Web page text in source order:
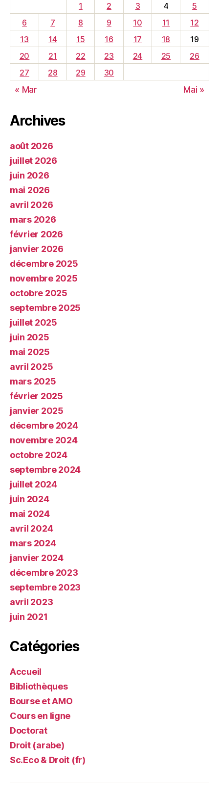
1
2 3 4
5
6
7 8 9 10 11
12
13
14 15 16 17 18
19
20
21 22 23 24 25
26
27
28 29 30
« Mar Mai »
Archives
août 2026
juillet 2026
juin 2026
mai 2026
avril 2026
mars 2026
février 2026
janvier 2026
décembre 2025
novembre 2025
octobre 2025
septembre 2025
juillet 2025
juin 2025
mai 2025
avril 2025
mars 2025
février 2025
janvier 2025
décembre 2024
novembre 2024
octobre 2024
septembre 2024
juillet 2024
juin 2024
mai 2024
avril 2024
mars 2024
janvier 2024
décembre 2023
septembre 2023
avril 2023
juin 2021
Catégories
Accueil
Bibliothèques
Bourse et AMO
Cours en ligne
Doctorat
Droit (arabe)
Sc.Eco & Droit (fr)